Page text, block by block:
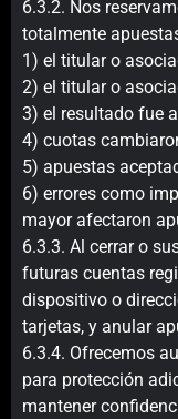
6.3.2. Nos
totalmente
1) el titular o
2) el titular o
3) el resultado fue
4) cuotas
5) apuestas
6) errores como
mayor afectaron
6.3.3. Al cerrar o
futuras cuentas
dispositivo o
tarjetas, y anular
6.3.4. Ofrecemos
para protección
mantener